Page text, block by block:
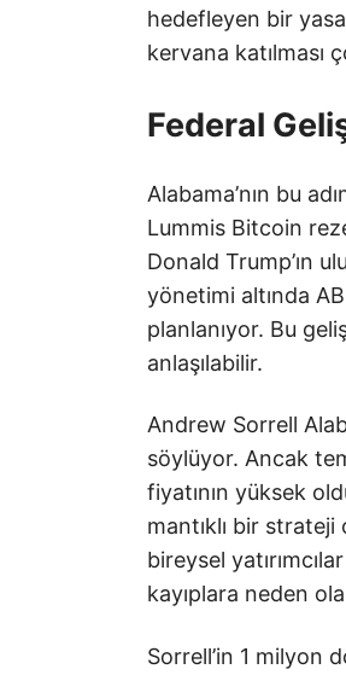
hedefleyen bir
kervana katılması
Federal
Alabama’nın bu
Lummis Bitcoin
Donald Trump’ın
yönetimi altında
planlanıyor. Bu
anlaşılabilir.
Andrew Sorrell
söylüyor. Ancak
fiyatının yüksek
mantıklı bir strateji
bireysel
kayıplara neden
Sorrell’in 1 milyon